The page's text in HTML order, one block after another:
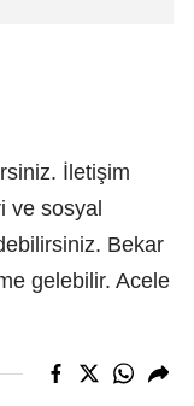
İletişim
ve sosyal
Bekar
gelebilir. Acele